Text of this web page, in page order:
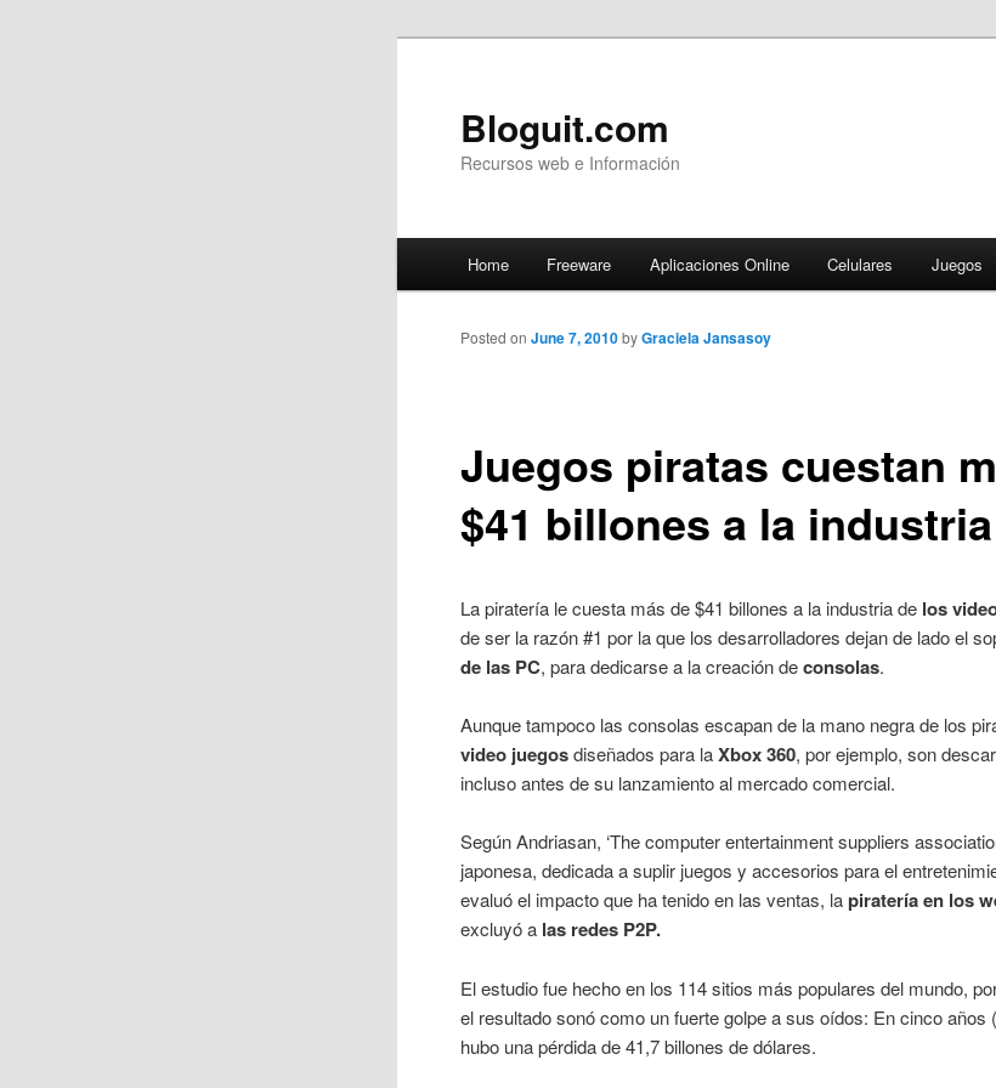
Bloguit.com
Recursos web e Información
Skip
to
Home Freeware Aplicaciones Online Celulares Juegos
Juegos piratas cuestan
$41 billones a la industria
Posted onJune 7, 2010 byGraciela Jansasoy
La piratería le cuesta más de $41 billones a la industria de los
de ser la razón #1 por la que los desarrolladores dejan de lado el
de las PC, para dedicarse a la creación deconsolas.
Aunque tampoco las consolas escapan de la mano negra de los
video juegosdiseñados para laXbox 360, por ejemplo, son
incluso antes de su lanzamiento al mercado comercial.
Según Andriasan, ‘The computer entertainment suppliers
japonesa, dedicada a suplir juegos y accesorios para el
evaluó el impacto que ha tenido en las ventas, lapiratería en los
excluyó a las redes P2P.
El estudio fue hecho en los 114 sitios más populares del mundo,
el resultado sonó como un fuerte golpe a sus oídos: En cinco años
hubo una pérdida de 41,7 billones de dólares.